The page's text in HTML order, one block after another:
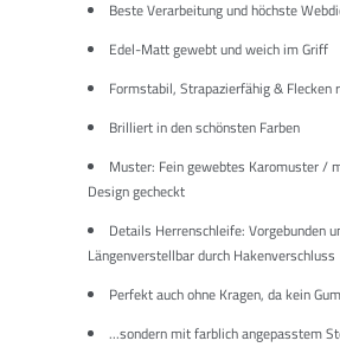
Beste Verarbeitung und höchste
Edel-Matt gewebt und weich im Griff
Formstabil, Strapazierfähig & Flecken
Brilliert in den schönsten Farben
Muster: Fein gewebtes Karomuster /
Design gecheckt
Details Herrenschleife: Vorgebunden
Längenverstellbar durch Hakenverschluss
Perfekt auch ohne Kragen, da kein
...sondern mit farblich angepasstem